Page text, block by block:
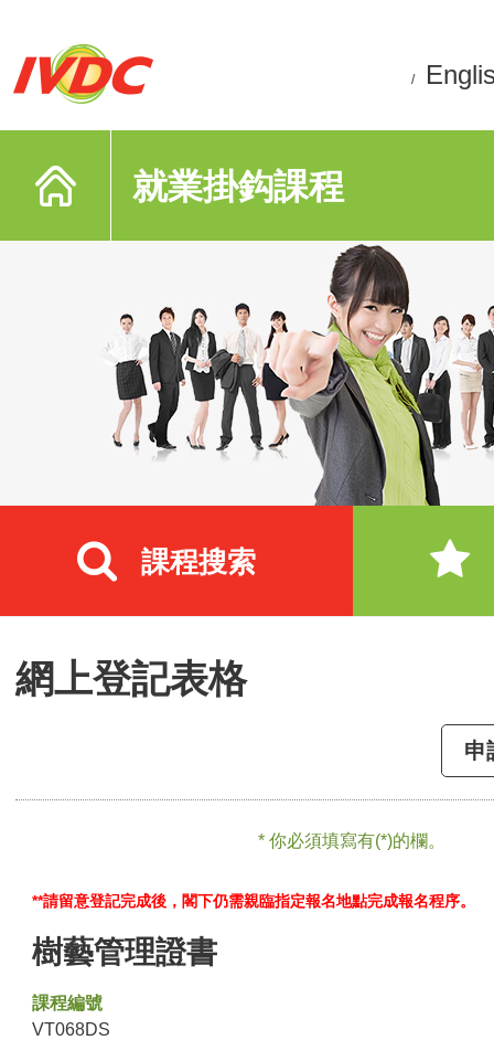
/
就業掛鈎課程
課程搜索
網上登記表格
申
* 你必須填寫有(*)的欄。
**請留意登記完成後，閣下仍需親臨指定報名地點完成報名程序。
樹藝管理證書
課程編號
VT068DS